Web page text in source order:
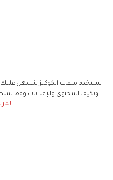
نستخدم ملفات الكوكيز لنسهل عليك
ونكيف المحتوى والإعلانات وفقا